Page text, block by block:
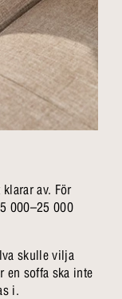
av. För
000–25 000
skulle vilja
en soffa ska inte
i.